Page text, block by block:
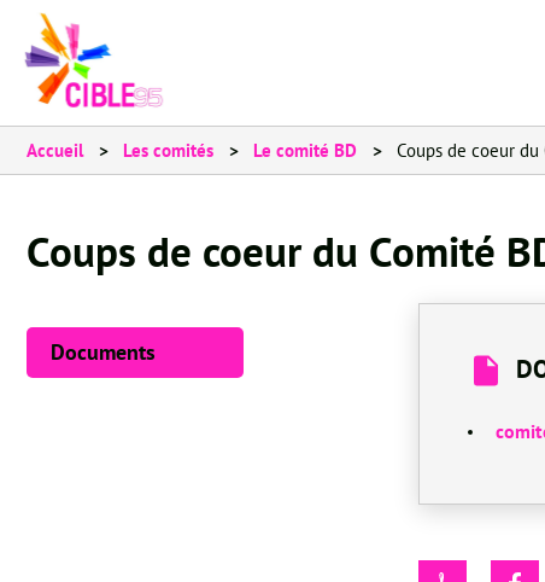
Accueil Les comités Le comité BD Coups de coeur
Coups de coeur du Comité
Documents